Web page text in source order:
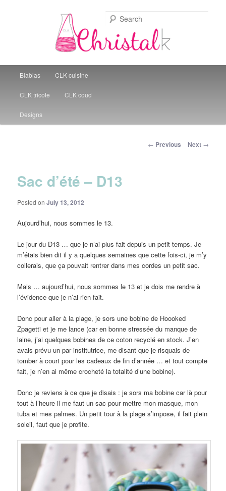
Christal Little Kitchen
Skip to primary content
Blablas CLK cuisine
CLK tricote CLK coud
Designs
Post navigation
← Previous Next →
Sac d’été – D13
Posted onJuly 13, 2012
Aujourd’hui, nous sommes le 13.
Le jour du D13 … que je n’ai plus fait depuis un petit temps. Je
m’étais bien dit il y a quelques semaines que cette fois-ci, je m’y
collerais, que ça pouvait rentrer dans mes cordes un petit sac.
Mais … aujourd’hui, nous sommes le 13 et je dois me rendre à
l’évidence que je n’ai rien fait.
Donc pour aller à la plage, je sors une bobine de Hoooked
Zpagetti et je me lance (car en bonne stressée du manque de
laine, j’ai quelques bobines de ce coton recyclé en stock. J’en
avais prévu un par institutrice, me disant que je risquais de
tomber à court pour les cadeaux de fin d’année … et tout compte
fait, je n’en ai même crocheté la totalité d’une bobine).
Donc je reviens à ce que je disais : je sors ma bobine car là pour
tout à l’heure il me faut un sac pour mettre mon masque, mon
tuba et mes palmes. Un petit tour à la plage s’impose, il fait plein
soleil, faut que je profite.